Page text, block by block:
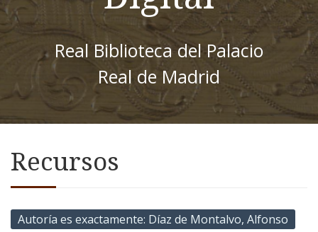
Real Biblioteca del Palacio
Real de Madrid
Recursos
Autoría es exactamente Díaz de Montalvo, Alfonso